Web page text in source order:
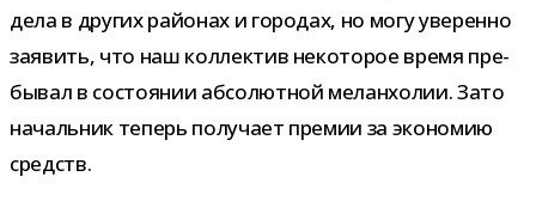
дела в дру­гих рай­о­нах и горо­дах, но могу уве­ренно
заявить, что наш кол­лек­тив неко­то­рое время пре­
бы­вал в состо­я­нии абсо­лют­ной мелан­хо­лии. Зато
началь­ник теперь полу­чает пре­мии за эко­но­мию
средств.